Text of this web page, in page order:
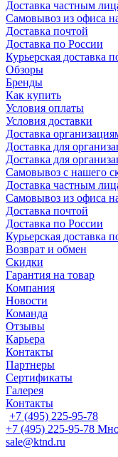
Доставка частным
Самовывоз из офиса
Доставка почтой
Доставка по России
Курьерская доставка
Обзоры
Бренды
Как купить
Условия оплаты
Условия доставки
Доставка
Доставка для
Доставка для
Самовывоз с нашего
Доставка частным
Самовывоз из офиса
Доставка почтой
Доставка по России
Курьерская доставка
Возврат и обмен
Скидки
Гарантия на товар
Компания
Новости
Команда
Отзывы
Карьера
Контакты
Партнеры
Сертификаты
Галерея
Контакты
+7 (495) 225-95-78
+7 (495) 225-95-78
sale@ktnd.ru